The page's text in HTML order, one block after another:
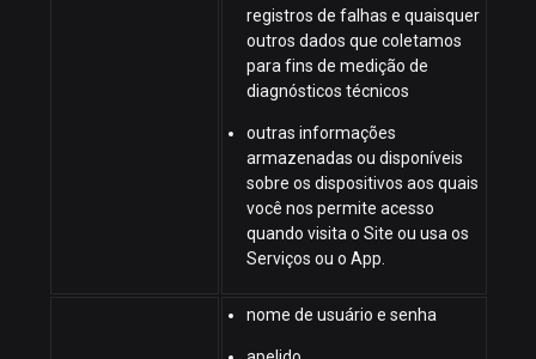
registros de falhas e quaisquer
outros dados que coletamos
para fins de medição de
diagnósticos técnicos
outras informações
armazenadas ou disponíveis
sobre os dispositivos aos quais
você nos permite acesso
quando visita o Site ou usa os
Serviços ou o App.
nome de usuário e senha